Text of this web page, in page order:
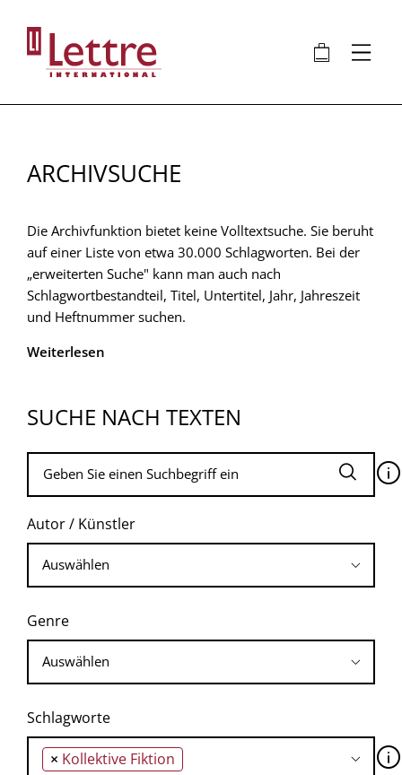
Inhalt
🛍 ⋮
ARCHIVSUCHE
Die Archivfunktion bietet keine Volltextsuche. Sie beruht
auf einer Liste von etwa 30.000 Schlagworten. Bei der
„erweiterten Suche" kann man auch nach
Schlagwortbestandteil, Titel, Untertitel, Jahr, Jahreszeit
und Heftnummer suchen.
Weiterlesen
SUCHE NACH TEXTEN
🛈
Autor / Künstler
Genre
Schlagworte
× Kollektive Fiktion 🛈